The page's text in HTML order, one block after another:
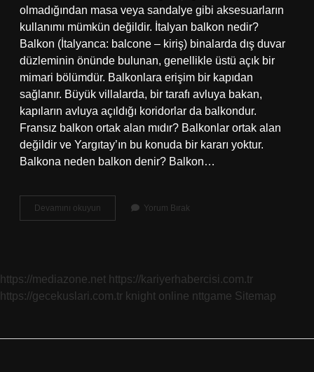
olmadığından masa veya sandalye gibi aksesuarların
kullanımı mümkün değildir. İtalyan balkon nedir?
Balkon (İtalyanca: balcone – kiriş) binalarda dış duvar
düzleminin önünde bulunan, genellikle üstü açık bir
mimari bölümdür. Balkonlara erişim bir kapıdan
sağlanır. Büyük villalarda, bir tarafı avluya bakan,
kapıların avluya açıldığı koridorlar da balkondur.
Fransız balkon ortak alan mıdır? Balkonlar ortak alan
değildir ve Yargıtay’ın bu konuda bir kararı yoktur.
Balkona neden balkon denir? Balkon…
Devamını okuyun
Fransız
Yorum Bırak
https://mediazone.net https://kariyerhabercisi.com.tr
https://gecekuslari.com.tr knight online nttgame Sitemap